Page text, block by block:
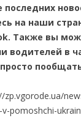
последних
на наши
Также вы
водителей в
zp.vgorode.ua/
pomoshchi-